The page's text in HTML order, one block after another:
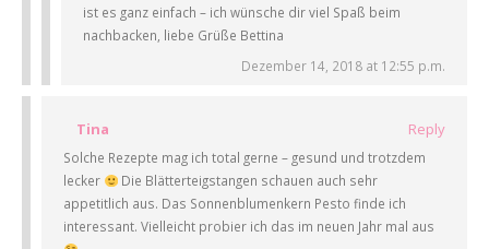
ist es ganz einfach – ich wünsche dir viel Spaß beim
nachbacken, liebe Grüße Bettina
Dezember 14, 2018 at 12:55 p.m.
Tina Reply
Solche Rezepte mag ich total gerne – gesund und trotzdem
lecker
Die Blätterteigstangen schauen auch sehr
appetitlich aus. Das Sonnenblumenkern Pesto finde ich
interessant. Vielleicht probier ich das im neuen Jahr mal aus